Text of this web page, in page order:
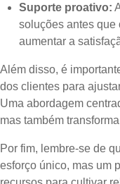
Suporte proativo:
soluções antes que
aumentar a
Além disso, é
dos clientes para
Uma abordagem
mas também
Por fim, lembre-se de
esforço único, mas um